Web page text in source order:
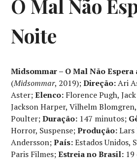
O Mal Não
Noite
Midsommar – O Mal Não Espera
(Midsommar, 2019);Direção:Ari
Aster;Elenco: Florence Pugh,
Jackson Harper, Vilhelm
Poulter;Duração: 147 minutos;
Horror, Suspense;Produção:Lars
Andersson;País:Estados Unidos,
Paris Filmes;Estreia no Brasil: